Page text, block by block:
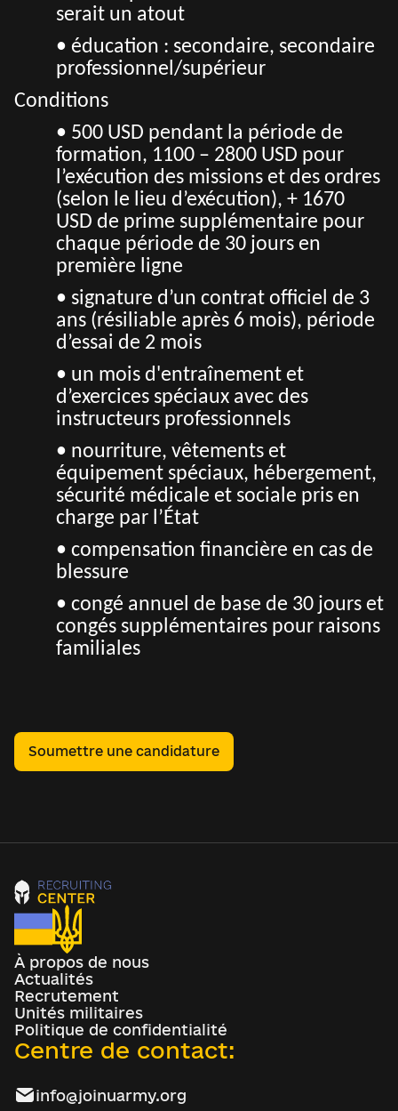
serait un atout
• éducation : secondaire, secondaire
professionnel/supérieur
Conditions
• 500 USD pendant la période de
formation, 1100 – 2800 USD pour
l’exécution des missions et des ordres
(selon le lieu d’exécution), + 1670
USD de prime supplémentaire pour
chaque période de 30 jours en
première ligne
• signature d’un contrat officiel de 3
ans (résiliable après 6 mois), période
d’essai de 2 mois
• un mois d'entraînement et
d’exercices spéciaux avec des
instructeurs professionnels
• nourriture, vêtements et
équipement spéciaux, hébergement,
sécurité médicale et sociale pris en
charge par l’État
• compensation financière en cas de
blessure
• congé annuel de base de 30 jours et
congés supplémentaires pour raisons
familiales
Soumettre une candidature
À propos de nous
Actualités
Recrutement
Unités militaires
Politique de confidentialité
Centre de contact:
info@joinuarmy.org